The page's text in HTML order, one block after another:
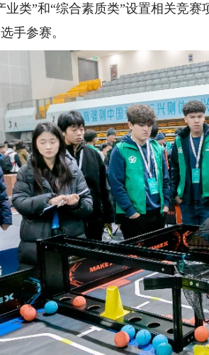
业类”和“综合素质类”设置相关竞
手参赛。